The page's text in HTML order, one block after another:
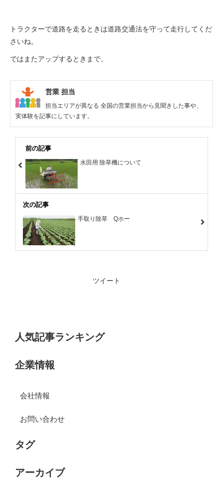
トラクターで道路を走るときは道路交通法を守って走行してくだ
さいね。
ではまたアップするときまで。
営業 担当
担当エリアが異なる 全国の営業担当から見聞きした事や、
実体験を記事にしています。
前の記事
水田用 除草機について
次の記事
手取り除草 Qホー
ツイート
人気記事ランキング
企業情報
会社情報
お問い合わせ
タグ
アーカイブ